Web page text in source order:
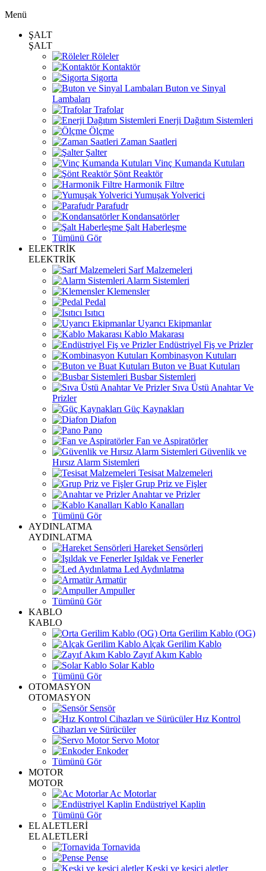
Menü
ŞALT
ŞALT
Röleler
Kontaktör
Sigorta
Buton ve Sinyal
Lambaları
Trafolar
Enerji Dağıtım Sistemleri
Ölçme
Zaman Saatleri
Şalter
Vinç Kumanda Kutuları
Şönt Reaktör
Harmonik Filtre
Yumuşak Yolverici
Parafudr
Kondansatörler
Şalt Haberleşme
Tümünü Gör
ELEKTRİK
ELEKTRİK
Sarf Malzemeleri
Alarm Sistemleri
Klemensler
Pedal
Isıtıcı
Uyarıcı Ekipmanlar
Kablo Makarası
Endüstriyel Fiş ve Prizler
Kombinasyon Kutuları
Buton ve Buat Kutuları
Busbar Sistemleri
Sıva Üstü Anahtar Ve
Prizler
Güç Kaynakları
Diafon
Pano
Fan ve Aspiratörler
Güvenlik ve
Hırsız Alarm Sistemleri
Tesisat Malzemeleri
Grup Priz ve Fişler
Anahtar ve Prizler
Kablo Kanalları
Tümünü Gör
AYDINLATMA
AYDINLATMA
Hareket Sensörleri
Işıldak ve Fenerler
Led Aydınlatma
Armatür
Ampuller
Tümünü Gör
KABLO
KABLO
Orta Gerilim Kablo (OG)
Alçak Gerilim Kablo
Zayıf Akım Kablo
Solar Kablo
Tümünü Gör
OTOMASYON
OTOMASYON
Sensör
Hız Kontrol
Cihazları ve Sürücüler
Servo Motor
Enkoder
Tümünü Gör
MOTOR
MOTOR
Ac Motorlar
Endüstriyel Kaplin
Tümünü Gör
EL ALETLERİ
EL ALETLERİ
Tornavida
Pense
Keski ve kesici aletler